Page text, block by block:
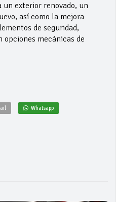
exterior renovado, un
así como la mejora
de seguridad,
mecánicas de
Whatsapp